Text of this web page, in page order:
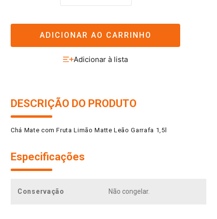
ADICIONAR AO CARRINHO
DESCRIÇÃO DO PRODUTO
Chá Mate com Fruta Limão Matte Leão Garrafa 1,5l
Especificações
Conservação Não congelar.